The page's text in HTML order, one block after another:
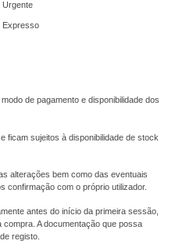
Urgente
Expresso
de pagamento e disponibilidade dos
ficam sujeitos à disponibilidade de stock
alterações bem como das eventuais
confirmação com o próprio utilizador.
antes do início da primeira sessão,
A documentação que possa
registo.